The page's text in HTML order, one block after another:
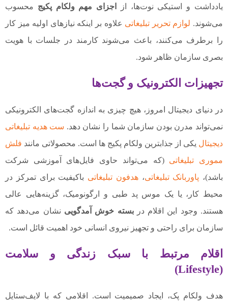
یادداشت و استیکی نوت‌ها، از اجزای مهم ولکام پکیج محسوب
می‌شوند. لوازم تحریر تبلیغاتی علاوه بر اینکه نیازهای اولیه میز کار
را برطرف می‌کنند، باعث می‌شوند کارمند در جلسات با هویت
بصری سازمان ظاهر شود.
تجهیزات الکترونیک و گجت‌ها
در دنیای دیجیتال امروز، هیچ چیزی به اندازه گجت‌های الکترونیکی
نمی‌تواند مدرن بودن سازمان شما را نشان دهد. ست هدیه تبلیغاتی
دیجیتال یکی از جذابترین ولکام پکیج ها است. محصولاتی مانند فلش
مموری تبلیغاتی (که می‌تواند حاوی فایل‌های آموزشی شرکت
باشد)، پاوربانک تبلیغاتی،هدفون تبلیغاتی باکیفیت برای تمرکز در
محیط کار، یا یک موس پد طبی و ارگونومیک، گزینه‌هایی عالی
هستند. وجود این اقلام دربسته خوش آمدگویی نشان می‌دهد که
سازمان برای راحتی و تجهیز نیروی انسانی خود اهمیت قائل است.
اقلام مرتبط با سبک زندگی و سلامت
(Lifestyle)
هدف ولکام پک، ایجاد صمیمیت است. اقلامی که با لایف‌ستایل